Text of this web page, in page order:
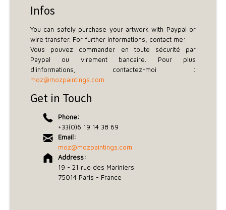
Infos
You can safely purchase your artwork with Paypal or
wire transfer. For further informations, contact me:
Vous pouvez commander en toute sécurité par
Paypal ou virement bancaire. Pour plus
d'informations, contactez-moi :
moz@mozpaintings.com
Get in Touch
Phone:
+33(0)6 19 14 38 69
Email:
moz@mozpaintings.com
Address:
19 - 21 rue des Mariniers
75014 Paris - France